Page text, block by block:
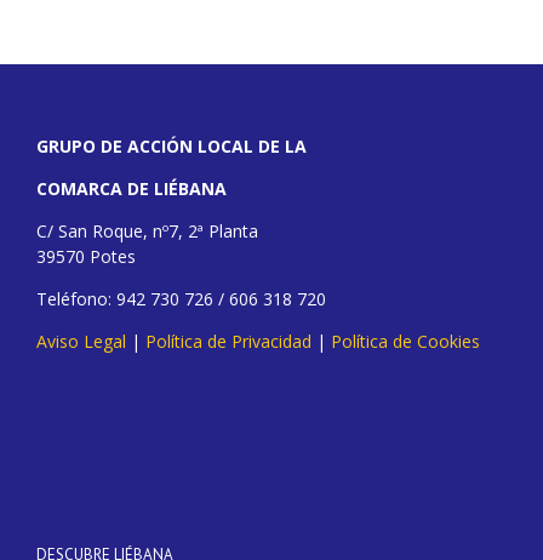
GRUPO DE ACCIÓN LOCAL DE LA
COMARCA DE LIÉBANA
C/ San Roque, nº7, 2ª Planta
39570 Potes
Teléfono: 942 730 726 / 606 318 720
Aviso Legal | Política de Privacidad | Política de Cookies
DESCUBRE LIÉBANA